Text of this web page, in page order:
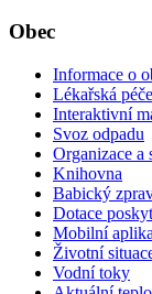
Obec
Informace o
Lékařská péče
Interaktivní
Svoz odpadu
Organizace a
Knihovna
Babický
Dotace
Mobilní
Životní
Vodní toky